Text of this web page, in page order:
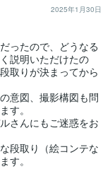
2025年1月30日
ったので、どうなる
説明いただけたの
取りが決まってから
意図、撮影構図も問
す。
さんにもご迷惑をお
段取り（絵コンテな
す。